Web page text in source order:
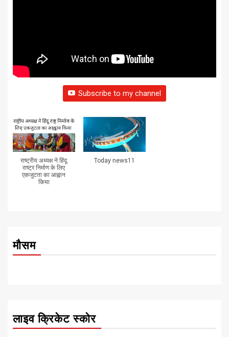
Subscribe to my channel
राष्ट्रीय अध्यक्ष ने हिंदू
राष्ट्र निर्माण के लिए
एकजुटता का आह्वान
किया
Today news11
मौसम
लाइव क्रिकेट स्कोर